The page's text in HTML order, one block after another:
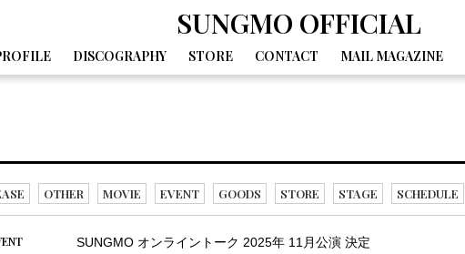
SUNGMO OFFICIAL
DISCOGRAPHY STORE CONTACT MAIL MAGAZINE
OTHER MOVIE EVENT GOODS STORE STAGE SCHEDULE
SUNGMO オンライントーク 2025年 11月公演 決定